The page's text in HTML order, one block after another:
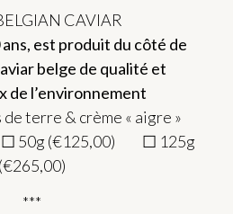
CAVIAR
est produit du côté de
belge de qualité et
de l’environnement
terre & crème « aigre »
50g (€125,00) ☐ 125g
(€265,00)
***